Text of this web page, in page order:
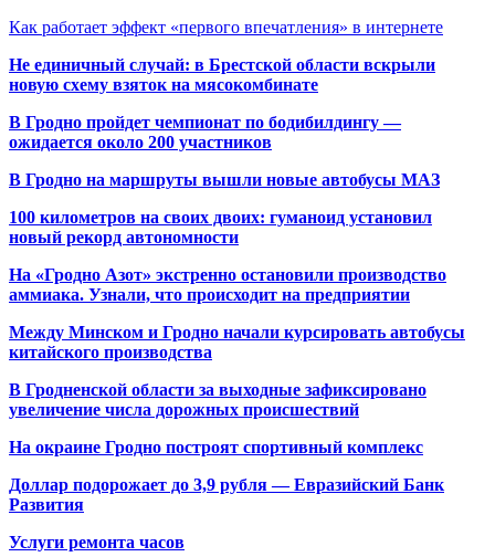
Как работает эффект «первого впечатления» в интернете
Не единичный случай: в Брестской области вскрыли
новую схему взяток на мясокомбинате
В Гродно пройдет чемпионат по бодибилдингу —
ожидается около 200 участников
В Гродно на маршруты вышли новые автобусы МАЗ
100 километров на своих двоих: гуманоид установил
новый рекорд автономности
На «Гродно Азот» экстренно остановили производство
аммиака. Узнали, что происходит на предприятии
Между Минском и Гродно начали курсировать автобусы
китайского производства
В Гродненской области за выходные зафиксировано
увеличение числа дорожных происшествий
На окраине Гродно построят спортивный комплекс
Доллар подорожает до 3,9 рубля — Евразийский Банк
Развития
Услуги ремонта часов